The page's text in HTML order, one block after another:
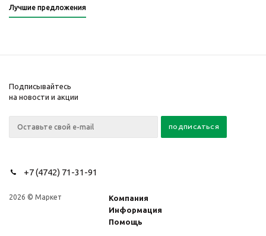
Лучшие предложения
Подписывайтесь
на новости и акции
+7 (4742) 71-31-91
2026 © Маркет
Компания
Информация
Помощь